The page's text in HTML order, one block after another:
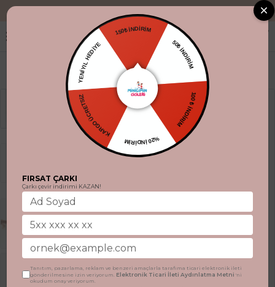
"Aynı gün
150₺ İNDİRİM
50₺ İNDİRİM
100 ₺ İNDİRİM
%20 İNDİRİM
KARGO ÜCRETSİZ
YENİYIL HEDİYE
FIRSAT ÇARKI
Çarkı çevir indirimi KAZAN!
Tanıtım, pazarlama, reklam ve benzeri amaçlarla tarafıma ticari elektronik ileti
gönderilmesine izin veriyorum. Elektronik Ticari İleti Aydınlatma Metni 'ni
okudum onay veriyorum.